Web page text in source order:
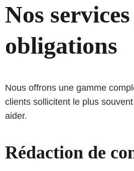
Nos
obligations
Nous offrons une gamme
clients sollicitent le plus
aider.
Rédaction de